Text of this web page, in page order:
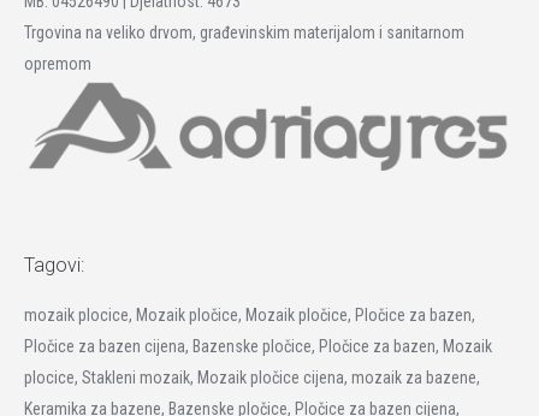
Trgovina na veliko drvom, građevinskim materijalom i sanitarnom
opremom
Tagovi:
mozaik plocice, Mozaik pločice, Mozaik pločice, Pločice za bazen,
Pločice za bazen cijena, Bazenske pločice, Pločice za bazen, Mozaik
plocice, Stakleni mozaik, Mozaik pločice cijena, mozaik za bazene,
Keramika za bazene, Bazenske pločice, Pločice za bazen cijena,